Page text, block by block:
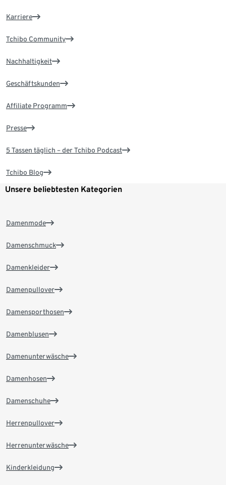
Karriere
Tchibo Community
Nachhaltigkeit
Geschäftskunden
Affiliate Programm
Presse
5 Tassen täglich – der Tchibo Podcast
Tchibo Blog
Unsere beliebtesten Kategorien
Damenmode
Damenschmuck
Damenkleider
Damenpullover
Damensporthosen
Damenblusen
Damenunterwäsche
Damenhosen
Damenschuhe
Herrenpullover
Herrenunterwäsche
Kinderkleidung